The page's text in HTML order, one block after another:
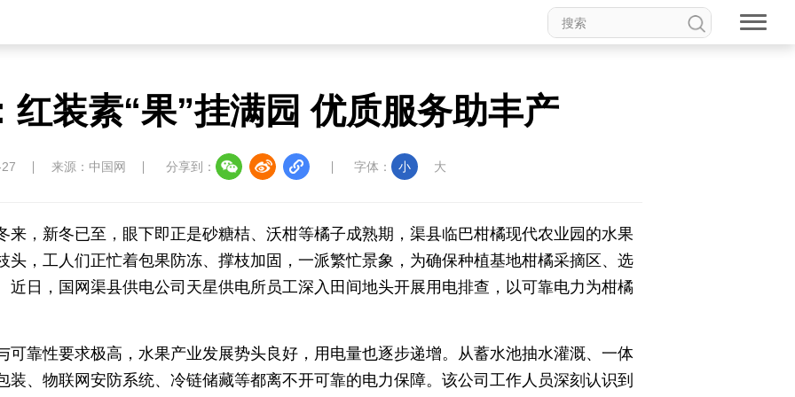
红装素“果”挂满园 优质服务助丰产
来源：中国网 分享到： 字体： 小 大
来，新冬已至，眼下即正是砂糖桔、沃柑等橘子成熟期，渠县临巴柑橘现代农业园的水果
头，工人们正忙着包果防冻、撑枝加固，一派繁忙景象，为确保种植基地柑橘采摘区、选
近日，国网渠县供电公司天星供电所员工深入田间地头开展用电排查，以可靠电力为柑橘
可靠性要求极高，水果产业发展势头良好，用电量也逐步递增。从蓄水池抽水灌溉、一体
装、物联网安防系统、冷链储藏等都离不开可靠的电力保障。该公司工作人员深刻认识到